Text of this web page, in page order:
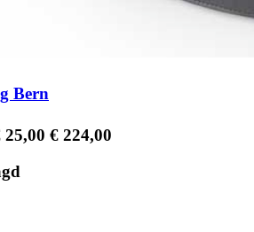
Bern
Prijs
€ 224,00